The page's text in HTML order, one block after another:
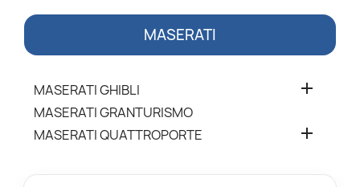
MASERATI
MASERATI GHIBLI 
MASERATI GRANTURISMO
MASERATI QUATTROPORTE
